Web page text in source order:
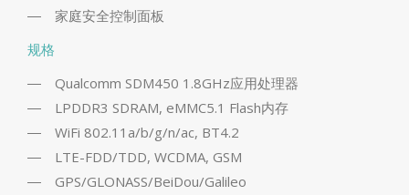
家庭安全控制面板
规格
Qualcomm SDM450 1.8GHz应用处理器
LPDDR3 SDRAM, eMMC5.1 Flash内存
WiFi 802.11a/b/g/n/ac, BT4.2
LTE-FDD/TDD, WCDMA, GSM
GPS/GLONASS/BeiDou/Galileo